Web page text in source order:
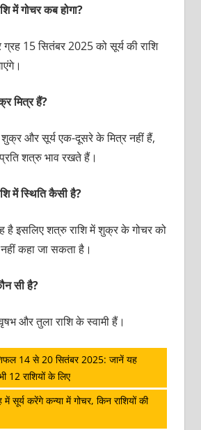
में गोचर कब होगा?
15 सितंबर 2025 को सूर्य की राशि
मित्र हैं?
और सूर्य एक-दूसरे के मित्र नहीं हैं,
शत्रु भाव रखते हैं।
में स्थिति कैसी है?
है इसलिए शत्रु राशि में शुक्र के गोचर को
कहा जा सकता है।
सी है?
और तुला राशि के स्वामी हैं।
14 से 20 सितंबर 2025: जानें यह
12 राशियों के लिए
सूर्य करेंगे कन्या में गोचर, किन राशियों की